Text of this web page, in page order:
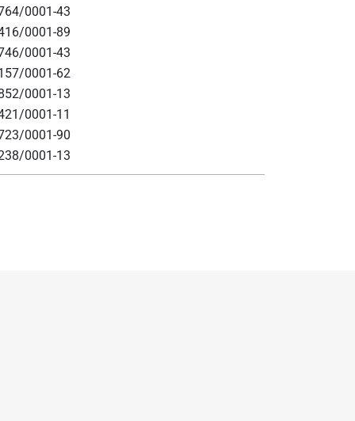
0001-43
0001-89
0001-43
0001-62
0001-13
0001-11
0001-90
0001-13